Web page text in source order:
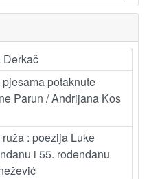
Derkač
potaknute
Parun / Andrijana Kos
: poezija Luke
i 55. rođendanu